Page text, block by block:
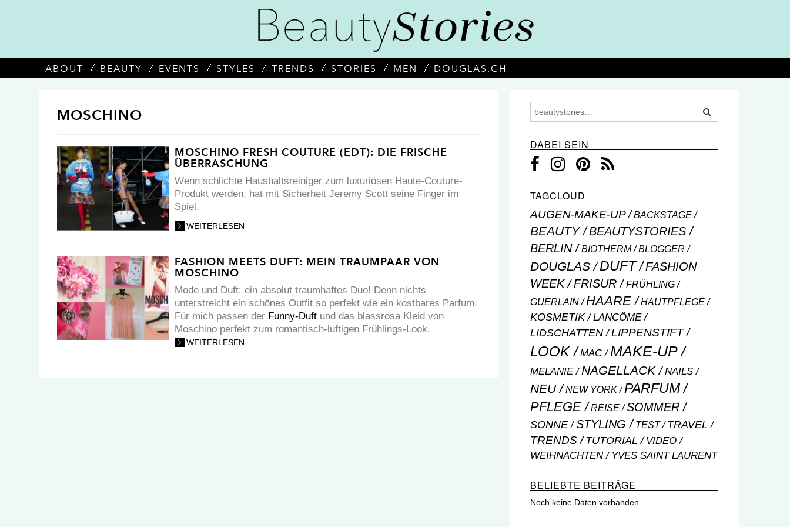
ABOUT BEAUTY EVENTS STYLES TRENDS STORIES MEN DOUGLAS.CH
MOSCHINO
MOSCHINO FRESH COUTURE (EDT): DIE FRISCHE
ÜBERRASCHUNG
Wenn schlichte Haushaltsreiniger zum luxuriösen Haute-Couture-
Produkt werden, hat mit Sicherheit Jeremy Scott seine Finger im
Spiel.
WEITERLESEN
FASHION MEETS DUFT: MEIN TRAUMPAAR VON
MOSCHINO
Mode und Duft: ein absolut traumhaftes Duo! Denn nichts
unterstreicht ein schönes Outfit so perfekt wie ein kostbares Parfum.
Für mich passen der Funny-Duft und das blassrosa Kleid von
Moschino perfekt zum romantisch-luftigen Frühlings-Look.
WEITERLESEN
DABEI SEIN
TAGCLOUD
AUGEN-MAKE-UP BACKSTAGE
BEAUTY
BEAUTYSTORIES
BERLIN
BIOTHERM BLOGGER
DOUGLAS DUFT
FASHION
WEEK
FRISUR FRÜHLING
GUERLAIN HAARE HAUTPFLEGE
KOSMETIK
LANCÔME
LIDSCHATTEN
LIPPENSTIFT
LOOK MAC MAKE-UP
MELANIE NAGELLACK NAILS
NEU NEW YORK PARFUM
PFLEGE REISE SOMMER
SONNE STYLING TEST TRAVEL
TRENDS TUTORIAL VIDEO
WEIHNACHTEN YVES SAINT LAURENT
BELIEBTE BEITRÄGE
Noch keine Daten vorhanden.